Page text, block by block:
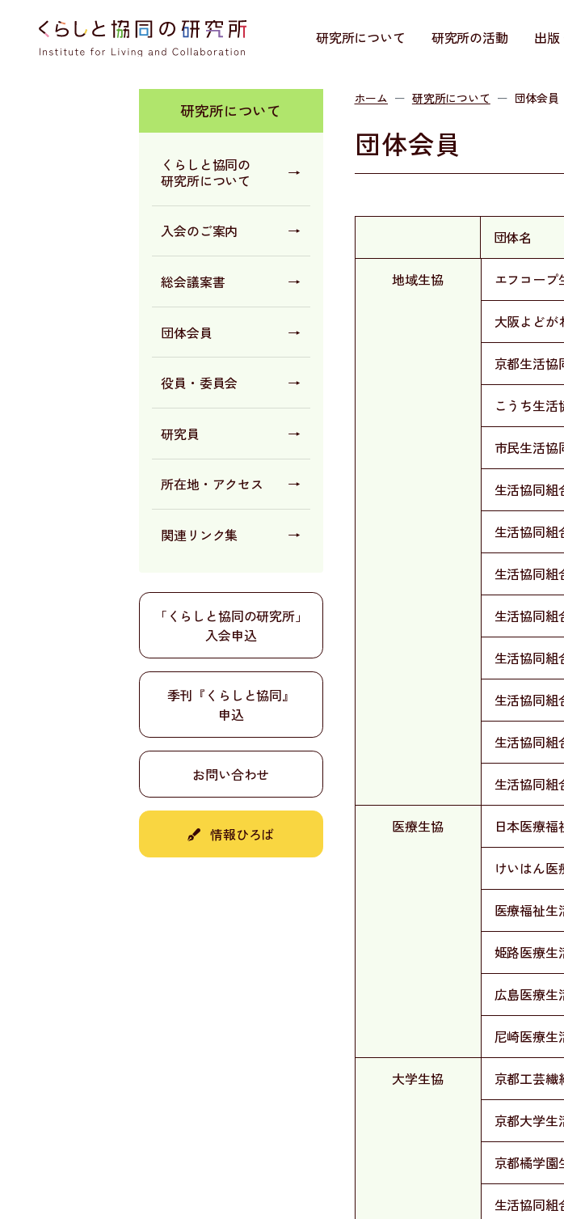
研究所について 研究所の活動 出版
研究所について
くらしと協同の
研究所について
→
入会のご案内 →
総会議案書 →
団体会員 →
役員・委員会 →
研究員 →
所在地・ アクセス →
関連リンク集 →
「くらしと協同の研究所」
入会申込
季刊『くらしと協同』
申込
お問い合わせ
情報ひろば
ホーム 研究所について 団体会員
団体会員
団体名
地域生協 エフコープ
大阪よどが
京都生活協
こうち生活
市民生活協
生活協同組
生活協同組
生活協同組
生活協同組
生活協同組
生活協同組
生活協同組
生活協同組
医療生協 日本医療
けいはん
医療福祉生
姫路医療生
広島医療生
尼崎医療生
大学生協 京都工芸繊
京都大学生
京都橘学園
生活協同組